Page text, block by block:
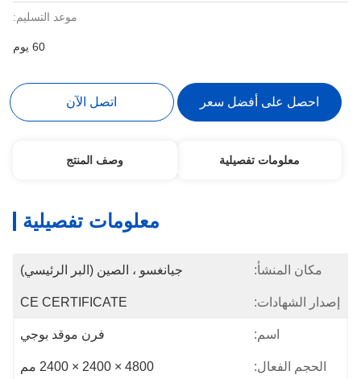
موعد التسليم:
60 يوم
احصل على أفضل سعر اتصل الآن
معلومات تفصيلية وصف المنتج
معلومات تفصيلية
مكان المنشأ: جيانغسو ، الصين (البر الرئيسي)
إصدار الشهادات: CE CERTIFICATE
اسم: فرن موقد بوجي
الحجم الفعال: 4800 × 2400 × 2400 مم